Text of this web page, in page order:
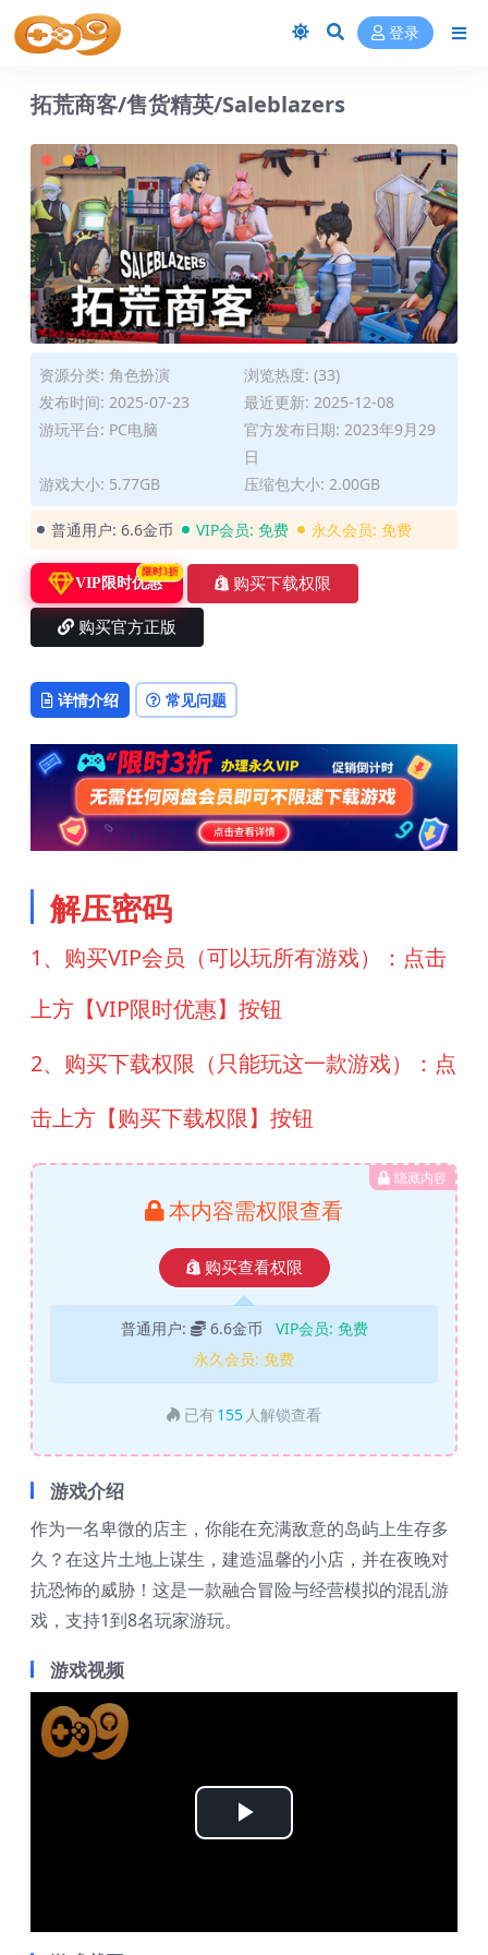
登录
拓荒商客/售货精英/Saleblazers
资源分类: 角色扮演
浏览热度: (33)
发布时间: 2025-07-23
最近更新: 2025-12-08
游玩平台: PC电脑
官方发布日期: 2023年9月29
日
游戏大小: 5.77GB
压缩包大小: 2.00GB
普通用户: 6.6金币 VIP会员: 免费 永久会员: 免费
VIP限时优惠
限时3折
购买下载权限
购买官方正版
详情介绍 常见问题
解压密码
1、购买VIP会员（可以玩所有游戏）：点击
上方【VIP限时优惠】按钮
2、购买下载权限（只能玩这一款游戏）：点
击上方【购买下载权限】按钮
隐藏内容
本内容需权限查看
购买查看权限
普通用户: 6.6金币 VIP会员: 免费
永久会员: 免费
已有 155 人解锁查看
游戏介绍
作为一名卑微的店主，你能在充满敌意的岛屿上生存多
久？在这片土地上谋生，建造温馨的小店，并在夜晚对
抗恐怖的威胁！这是一款融合冒险与经营模拟的混乱游
戏，支持1到8名玩家游玩。
游戏视频
Play